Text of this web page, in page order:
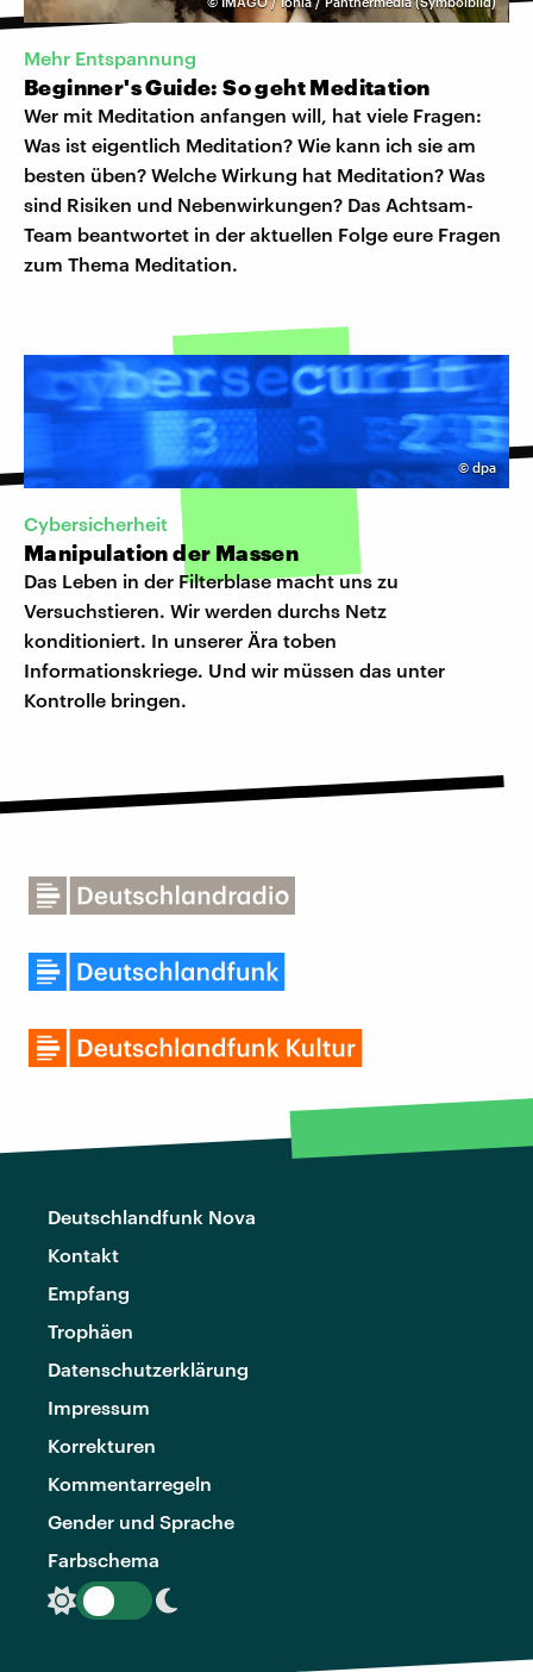
Mehr Entspannung
Beginner's Guide: So geht Meditation
Wer mit Meditation anfangen will, hat viele Fragen:
Was ist eigentlich Meditation? Wie kann ich sie am
besten üben? Welche Wirkung hat Meditation? Was
sind Risiken und Nebenwirkungen? Das Achtsam-
Team beantwortet in der aktuellen Folge eure Fragen
zum Thema Meditation.
©dpa
Cybersicherheit
Manipulation der Massen
Das Leben in der Filterblase macht uns zu
Versuchstieren. Wir werden durchs Netz
konditioniert. In unserer Ära toben
Informationskriege. Und wir müssen das unter
Kontrolle bringen.
Deutschlandfunk Nova
Kontakt
Empfang
Trophäen
Datenschutzerklärung
Impressum
Korrekturen
Kommentarregeln
Gender und Sprache
Farbschema